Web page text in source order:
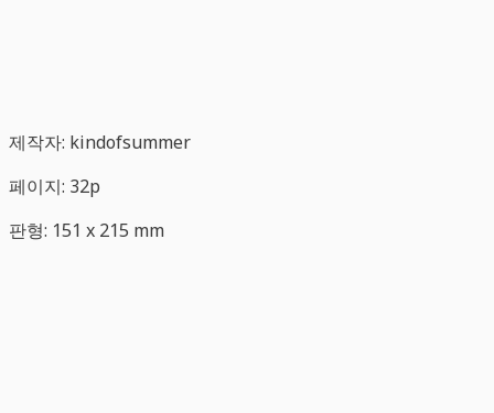
제작자: kindofsummer
페이지: 32p
판형: 151 x 215 mm